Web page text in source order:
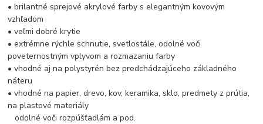
• brilantné sprejové akrylové farby s elegantným kovovým
vzhľadom
• veľmi dobré krytie
• extrémne rýchle schnutie, svetlostále, odolné voči
poveternostným vplyvom a rozmazaniu farby
• vhodné aj na polystyrén bez predchádzajúceho základného
náteru
• vhodné na papier, drevo, kov, keramika, sklo, predmety z prútia,
na plastové materiály
odolné voči rozpúšťadlám a pod.